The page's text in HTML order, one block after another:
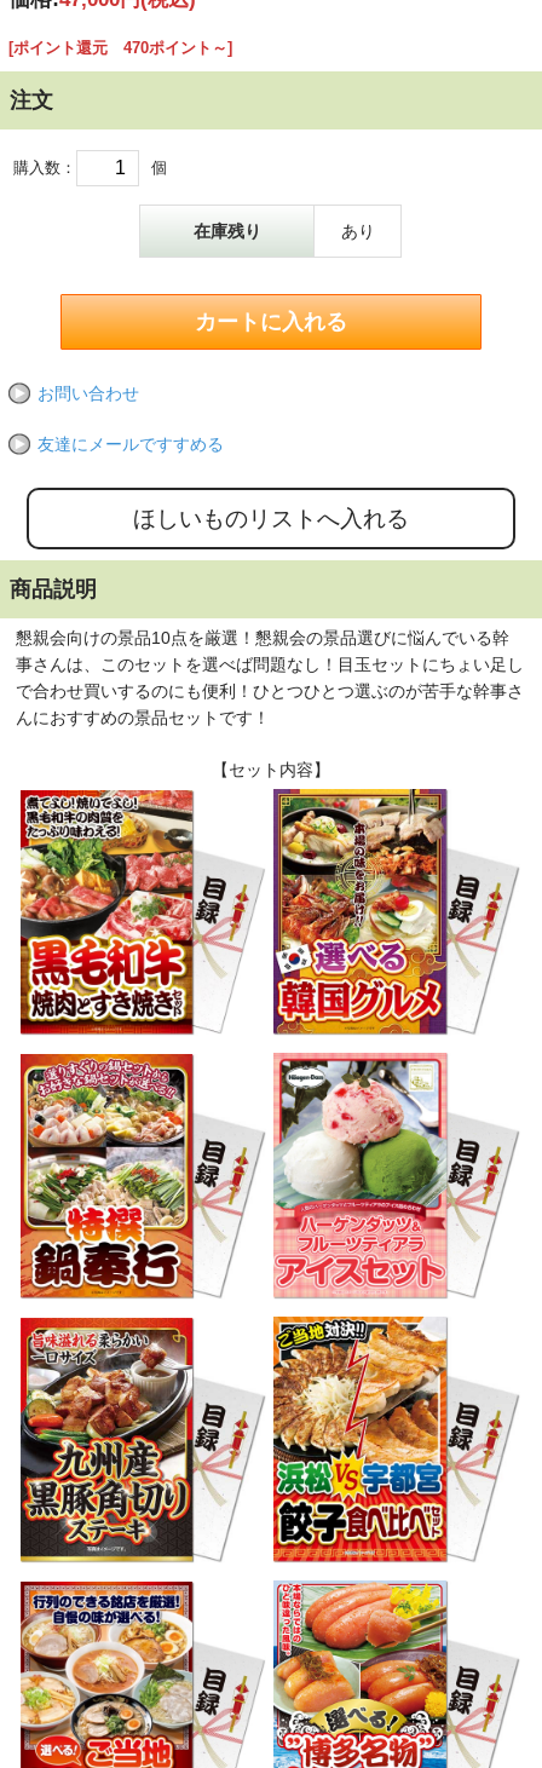
[ポイント還元 470ポイント～]
注文
購入数： 個
在庫残り あり
お問い合わせ
友達にメールですすめる
商品説明
懇親会向けの景品10点を厳選！懇親会の景品選びに悩んでいる幹
事さんは、このセットを選べば問題なし！目玉セットにちょい足し
で合わせ買いするのにも便利！ひとつひとつ選ぶのが苦手な幹事さ
んにおすすめの景品セットです！
【セット内容】